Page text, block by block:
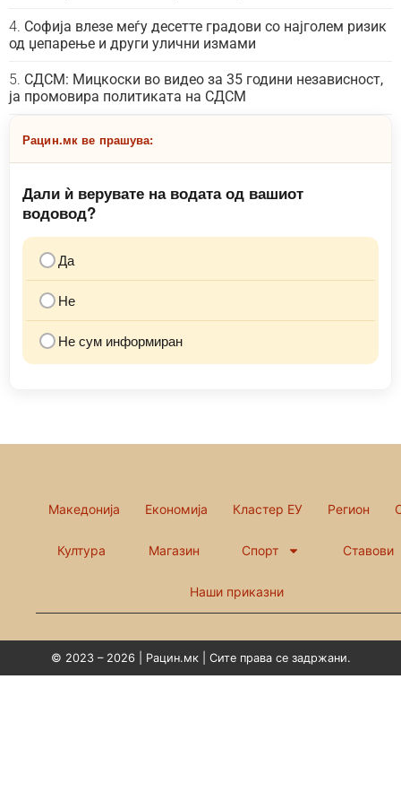
Софија влезе меѓу десетте градови со најголем ризик
од џепарење и други улични измами
СДСМ: Мицкоски во видео за 35 години независност,
ја промовира политиката на СДСМ
Рацин.мк ве прашува:
Дали ѝ верувате на водата од вашиот
водовод?
Да
Не
Не сум информиран
Македонија Економија Кластер ЕУ Регион
Култура Магазин Спорт Ставови
Наши приказни
© 2023 – 2026 | Рацин.мк | Сите права се задржани.